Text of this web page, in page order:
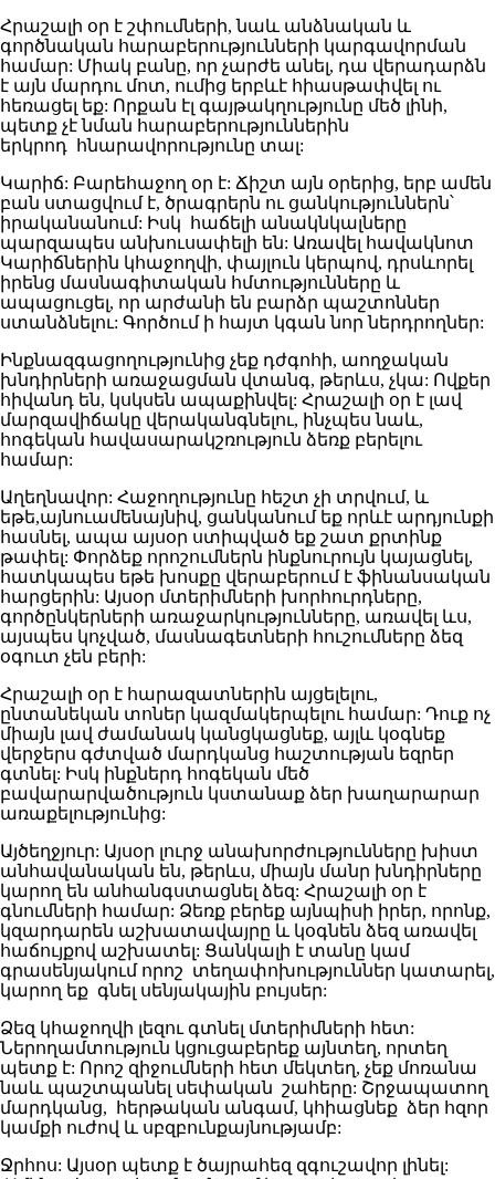
Հրաշալի օր է շփումների, նաև անձնական և
գործնական հարաբերությունների կարգավորման
համար: Միակ բանը, որ չարժե անել, դա վերադարձն
է այն մարդու մոտ, ումից երբևէ հիասթափվել ու
հեռացել եք: Որքան էլ գայթակղությունը մեծ լինի,
պետք չէ նման հարաբերություններին
երկրոդ հնարավորությունը տալ:
Կարիճ: Բարեհաջող օր է: Ճիշտ այն օրերից, երբ ամեն
բան ստացվում է, ծրագրերն ու ցանկություններն՝
իրականանում: Իսկ հաճելի անակնկալները
պարզապես անխուսափելի են: Առավել հավակնոտ
Կարիճներին կհաջողվի, փայլուն կերպով, դրսևորել
իրենց մասնագիտական հմտությունները և
ապացուցել, որ արժանի են բարձր պաշտոններ
ստանձնելու: Գործում ի հայտ կգան նոր ներդրողներ:
Ինքնազգացողությունից չեք դժգոհի, աողջական
խնդիրների առաջացման վտանգ, թերևս, չկա: Ովքեր
հիվանդ են, կսկսեն ապաքինվել: Հրաշալի օր է լավ
մարզավիճակը վերականգնելու, ինչպես նաև,
հոգեկան հավասարակշռություն ձեռք բերելու
համար:
Աղեղնավոր: Հաջողությունը հեշտ չի տրվում, և
եթե,այնուամենայնիվ, ցանկանում եք որևէ արդյունքի
հասնել, ապա այսօր ստիպված եք շատ քրտինք
թափել: Փորձեք որոշումներն ինքնուրույն կայացնել,
հատկապես եթե խոսքը վերաբերում է ֆինանսական
հարցերին: Այսօր մտերիմների խորհուրդները,
գործընկերների առաջարկությունները, առավել ևս,
այսպես կոչված, մասնագետների հուշումները ձեզ
օգուտ չեն բերի:
Հրաշալի օր է հարազատներին այցելելու,
ընտանեկան տոներ կազմակերպելու համար: Դուք ոչ
միայն լավ ժամանակ կանցկացնեք, այլև կօգնեք
վերջերս գժտված մարդկանց հաշտության եզրեր
գտնել: Իսկ ինքներդ հոգեկան մեծ
բավարարվածություն կստանաք ձեր խաղարարար
առաքելությունից:
Այծեղջյուր: Այսօր լուրջ անախորժությունները խիստ
անհավանական են, թերևս, միայն մանր խնդիրները
կարող են անհանգստացնել ձեզ: Հրաշալի օր է
գնումների համար: Ձեռք բերեք այնպիսի իրեր, որոնք,
կզարդարեն աշխատավայրը և կօգնեն ձեզ առավել
հաճույքով աշխատել: Ցանկալի է տանը կամ
գրասենյակում որոշ տեղափոխություններ կատարել,
կարող եք գնել սենյակային բույսեր:
Ձեզ կհաջողվի լեզու գտնել մտերիմների հետ:
Ներողամտություն կցուցաբերեք այնտեղ, որտեղ
պետք է: Որոշ զիջումների հետ մեկտեղ, չեք մոռանա
նաև պաշտպանել սեփական շահերը: Շրջապատող
մարդկանց, հերթական անգամ, կհիացնեք ձեր հզոր
կամքի ուժով և սբզբունքայնությամբ:
Ջրհոս: Այսօր պետք է ծայրահեզ զգուշավոր լինել: